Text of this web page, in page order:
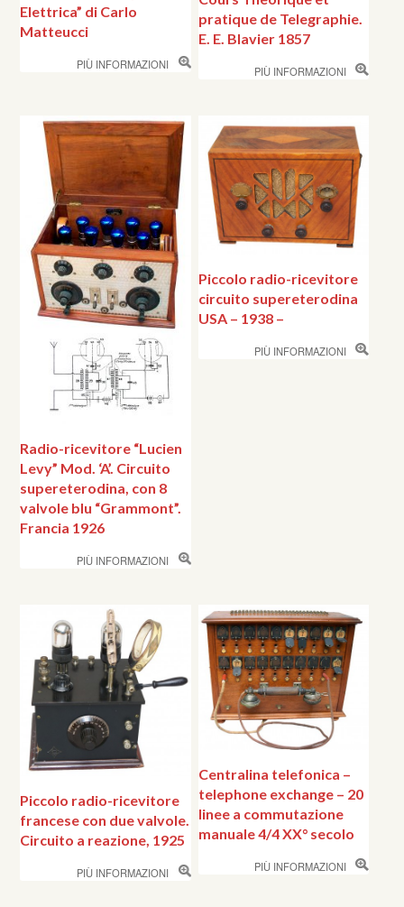
Elettrica” di Carlo
Matteucci
PIÙ INFORMAZIONI
pratique de Telegraphie.
E. E. Blavier 1857
PIÙ INFORMAZIONI
Radio-ricevitore “Lucien
Levy” Mod. ‘A’. Circuito
supereterodina, con 8
valvole blu “Grammont”.
Francia 1926
PIÙ INFORMAZIONI
Piccolo radio-ricevitore
circuito supereterodina
USA – 1938 –
PIÙ INFORMAZIONI
Piccolo radio-ricevitore
francese con due valvole.
Circuito a reazione, 1925
PIÙ INFORMAZIONI
Centralina telefonica –
telephone exchange – 20
linee a commutazione
manuale 4/4 XX° secolo
PIÙ INFORMAZIONI